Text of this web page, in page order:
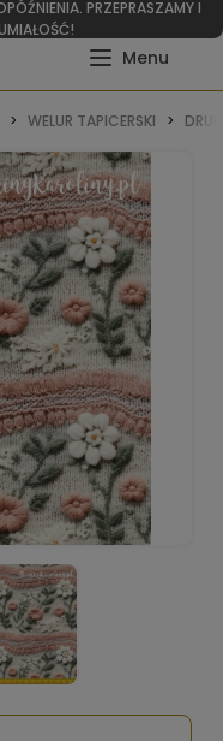
PRZEPRASZAMY I
WELUR TAPICERSKI